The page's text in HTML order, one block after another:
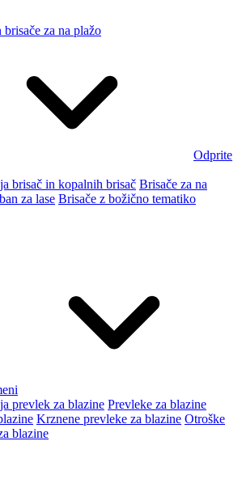
brisače za na plažo
Odprite
brisač in kopalnih brisač Brisače za na
za lase Brisače z božično tematiko
prevlek za blazine Prevleke za blazine
Krznene prevleke za blazine Otroške
blazine